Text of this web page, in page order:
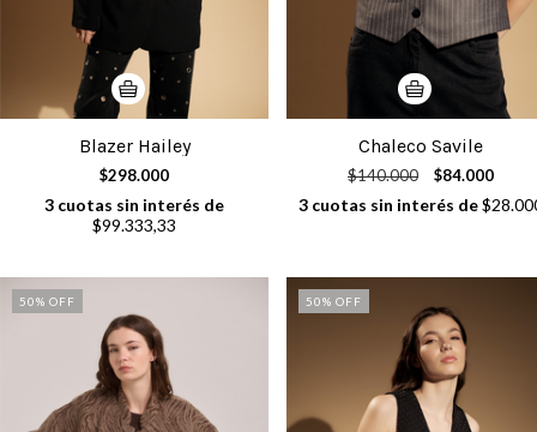
Blazer Hailey
$298.000
3 cuotas sin interés de
$99.333,33
Chaleco Savile
$140.000 $84.000
3 cuotas sin interés de
50% OFF 50% OFF